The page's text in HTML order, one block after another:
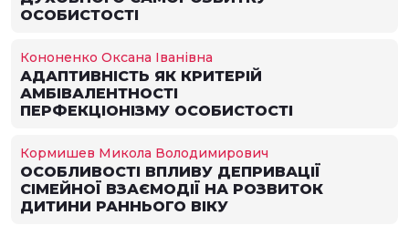
ОСОБИСТОСТІ
Кононенко Оксана Іванівна
АДАПТИВНІСТЬ ЯК КРИТЕРІЙ
АМБІВАЛЕНТНОСТІ
ПЕРФЕКЦІОНІЗМУ ОСОБИСТОСТІ
Кормишев Микола Володимирович
ОСОБЛИВОСТІ ВПЛИВУ ДЕПРИВАЦІЇ
СІМЕЙНОЇ ВЗАЄМОДІЇ НА РОЗВИТОК
ДИТИНИ РАННЬОГО ВІКУ